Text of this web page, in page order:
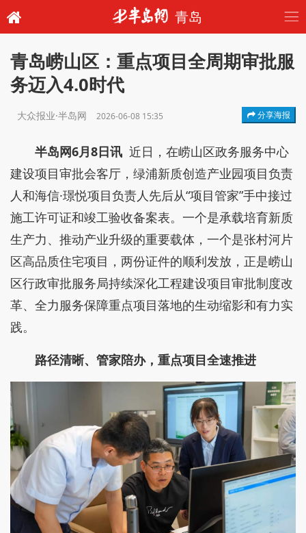
青岛
青岛崂山区：重点项目全周期审批服
务迈入4.0时代
大众报业·半岛网 2026-06-08 15:35 分享海报
半岛网6月8日讯 近日，在崂山区政务服务中心
建设项目审批会客厅，绿浦新质创造产业园项目负责
人和海信·璟悦项目负责人先后从“项目管家”手中接过
施工许可证和竣工验收备案表。一个是承载培育新质
生产力、推动产业升级的重要载体，一个是张村河片
区高品质住宅项目，两份证件的顺利发放，正是崂山
区行政审批服务局持续深化工程建设项目审批制度改
革、全力服务保障重点项目落地的生动缩影和有力实
践。
路径清晰、管家陪办，重点项目全速推进